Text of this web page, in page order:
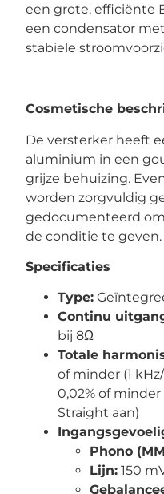
een grote, efficiënte
een condensator
stabiele
Cosmetische
De versterker heeft
aluminium in een
grijze behuizing.
worden zorgvuldig
gedocumenteerd
de conditie te geven.
Specificaties
Type:
Continu
bij 8Ω
Totale
of minder (1
0,02% of minder
Straight aan)
Phono
Lijn: 150